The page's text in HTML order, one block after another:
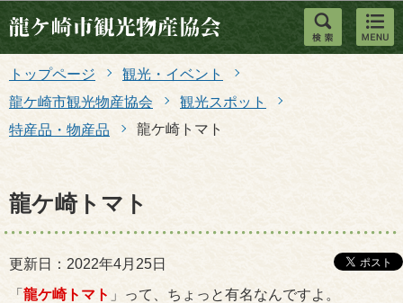
このページの本文へ移動
トップページ
観光・イベント
龍ケ崎市観光物産協会
観光スポット
特産品・物産品
龍ケ崎トマト
龍ケ崎トマト
更新日：2022年4月25日
「 龍ケ崎トマト 」って、ちょっと有名なんですよ。